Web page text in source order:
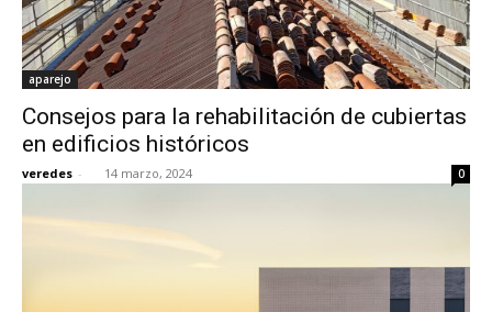
aparejo
Consejos para la rehabilitación de cubiertas
en edificios históricos
veredes - 14 marzo, 2024 0